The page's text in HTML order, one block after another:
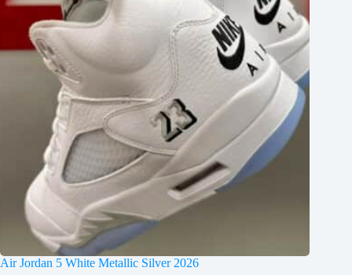
Air Jordan 5 White Metallic Silver 2026